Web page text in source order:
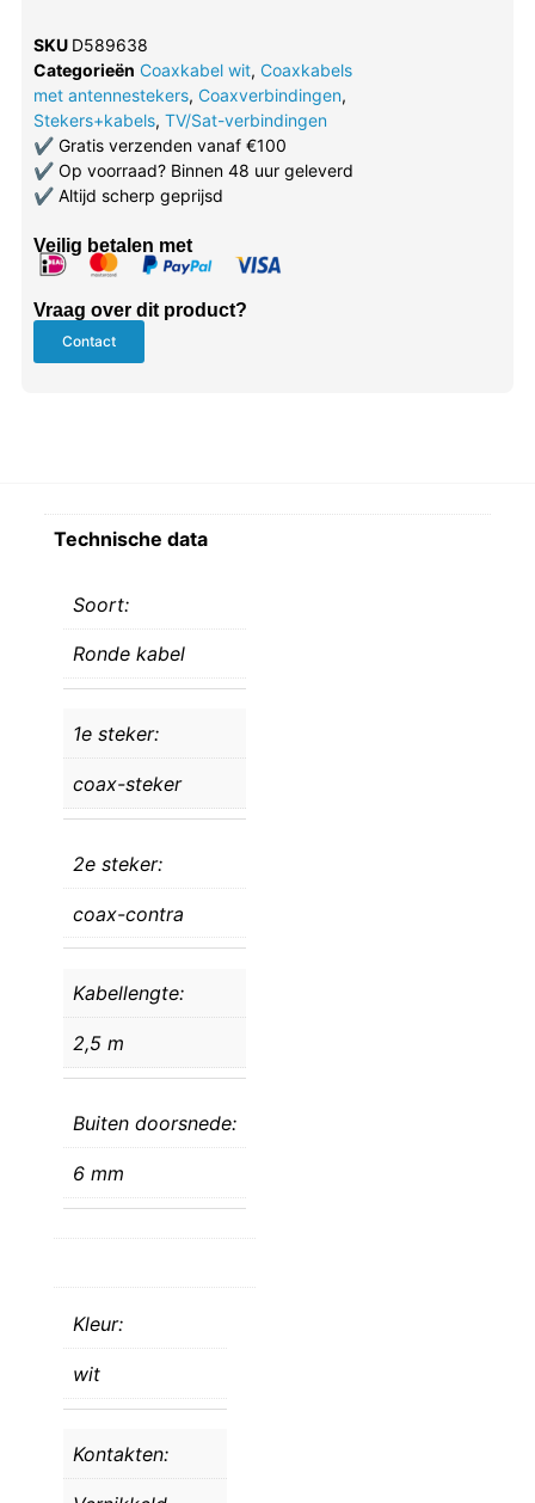
SKU D589638
Categorieën Coaxkabel wit, Coaxkabels
met antennestekers, Coaxverbindingen,
Stekers+kabels, TV/Sat-verbindingen
✔Gratis verzenden vanaf €100
✔Op voorraad? Binnen 48 uur geleverd
✔Altijd scherp geprijsd
Veilig betalen met
Vraag over dit product?
Contact
Technische data
Soort:
Ronde kabel
1e steker:
coax-steker
2e steker:
coax-contra
Kabellengte:
2,5 m
Buiten doorsnede:
6 mm
Kleur:
wit
Kontakten: